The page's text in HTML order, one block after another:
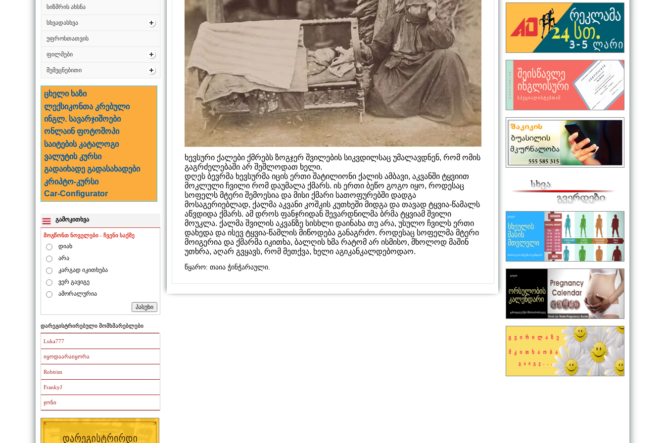
სიზმრის ახსნა
სხვადასხვა
უფროსთათვის
ფილმები
შემეცნებითი
ცხელი ხაზი
ლექსიკონთა კრებული
ინგლ. სავარჯიშოები
ონლაინ ფოტოშოპი
საიტების კატალოგი
ვალუტის კურსი
გადაიხადე გადასახადები
კრიპტო-კურსი
Car-Configurator
გამოკითხვა
მოგწონთ ნოველები - ჩვენი საქმე
დიახ
არა
კარგად იკითხება
ვერ გავიგე
ამორალურია
დარეგისტრირებული მომხმარებლები
Luka777
იყოდაარაიყორა
Robtrim
FrankyJ
ჯონი
ხევსური ქალები ქმრებს ზოგჯერ შვილების სიკვდილსაც უმალავდნენ, რომ ომის
გაგრძელებაში არ შეშლოდათ ხელი.
დღეს ბევრმა ხევსურმა იცის ერთი შატილიონი ქალის ამბავი, აკვანში ტყვიით
მოკლული ჩვილი რომ დაუმალა ქმარს. ის ერთი ბეწო გოგო იყო, როდესაც
სოფელს მტერი შემოესია და მისი ქმარი სათოფურებში დადგა
მოსაგერიებლად, ქალმა აკვანი კოშკის კუთხეში მიდგა და თავად ტყვია-წამალს
აწვდიდა ქმარს. ამ დროს ფანჯრიდან შევარდნილმა ბრმა ტყვიამ შვილი
მოუკლა. ქალმა შვილის აკვანზე სისხლი დაინახა თუ არა, უსულო ჩვილს ერთი
დახედა და ისევ ტყვია-წამლის მიწოდება განაგრძო. როდესაც სოფელმა მტერი
მოიგერია და ქმარმა იკითხა, ბალღის ხმა რატომ არ ისმისო, მხოლოდ მაშინ
უთხრა, აღარ გვყავს, რომ მეთქვა, ხელი აგიკანკალდებოდაო.
წყარო: თაია ჭინჭარაული.